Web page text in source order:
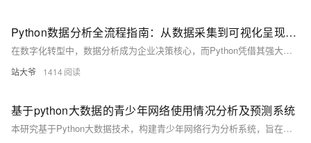
Python数据分析全流程指南：从数据采集到可视化呈现的实战解析
在数字化转型中，数据分析成为企业决策核心，而Python凭借其强大生态和简洁语法成为首选工具。本文通过实战案例详解数据分析全流程，涵盖数据采集、清洗、探索、建模、可视化及自动化部署，帮助读者掌握从数据到业务价值的完整技能链。
站大爷 1414
基于python大数据的青少年网络使用情况分析及预测系统
本研究基于Python大数据技术，构建青少年网络行为分析系统，旨在破解现有防沉迷模式下用户画像模糊、预警滞后等难题。通过整合多平台亿级数据，运用机器学习实现精准行为预测与实时干预，推动数字治理向“数据驱动”转型，为家庭、学校及政府提供科学决策支持，助力青少年健康上网。